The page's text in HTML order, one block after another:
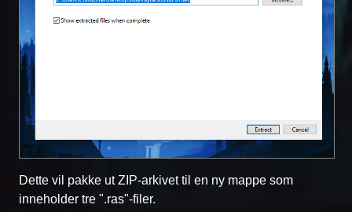
Dette vil pakke ut ZIP-arkivet til en ny mappe som
inneholder tre ".ras"-filer.